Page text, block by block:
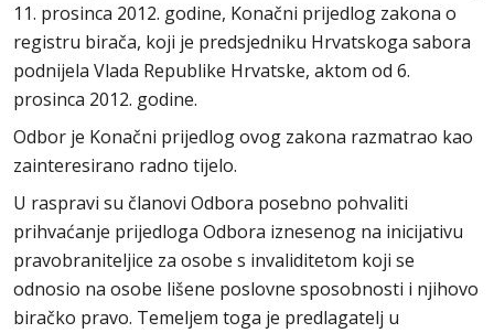
11. prosinca 2012. godine, Konačni prijedlog zakona o
registru birača, koji je predsjedniku Hrvatskoga sabora
podnijela Vlada Republike Hrvatske, aktom od 6.
prosinca 2012. godine.
Odbor je Konačni prijedlog ovog zakona razmatrao kao
zainteresirano radno tijelo.
U raspravi su članovi Odbora posebno pohvaliti
prihvaćanje prijedloga Odbora iznesenog na inicijativu
pravobraniteljice za osobe s invaliditetom koji se
odnosio na osobe lišene poslovne sposobnosti i njihovo
biračko pravo. Temeljem toga je predlagatelj u